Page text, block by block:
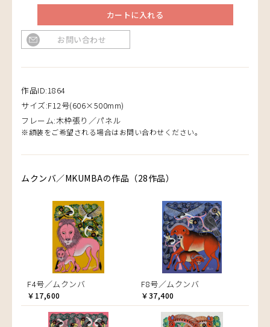
カートに入れる
お問い合わせ
作品ID:1864
サイズ:F12号(606×500mm)
フレーム:木枠張り／パネル
※額装をご希望される場合はお問い合わせください。
ムクンバ／MKUMBAの作品（28作品）
F4号／ムクンバ
￥17,600
F8号／ムクンバ
￥37,400